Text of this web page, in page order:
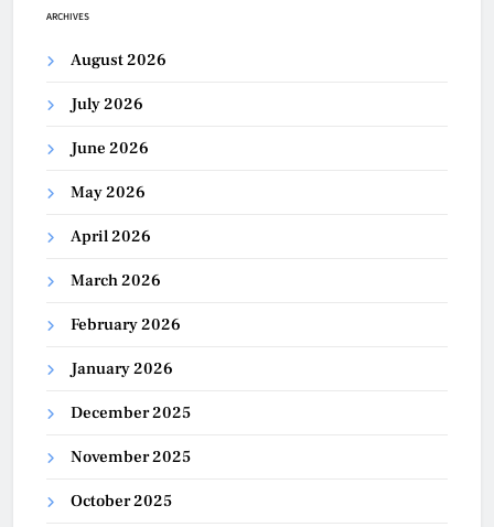
ARCHIVES
August 2026
July 2026
June 2026
May 2026
April 2026
March 2026
February 2026
January 2026
December 2025
November 2025
October 2025